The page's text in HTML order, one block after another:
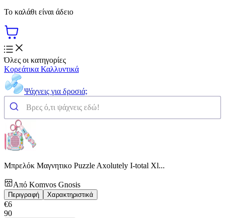
Το καλάθι είναι άδειο
Όλες οι κατηγορίες
Κορεάτικα Καλλυντικά
Ψάχνεις για δροσιά;
Μπρελόκ Μαγνητικο Puzzle Axolutely I-total Xl...
Από Komvos Gnosis
Περιγραφή Χαρακτηριστικά
€6
90